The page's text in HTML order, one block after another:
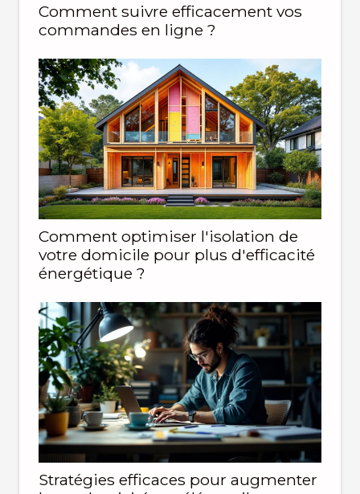
Comment suivre efficacement vos
commandes en ligne ?
Comment optimiser l'isolation de
votre domicile pour plus d'efficacité
énergétique ?
Stratégies efficaces pour augmenter